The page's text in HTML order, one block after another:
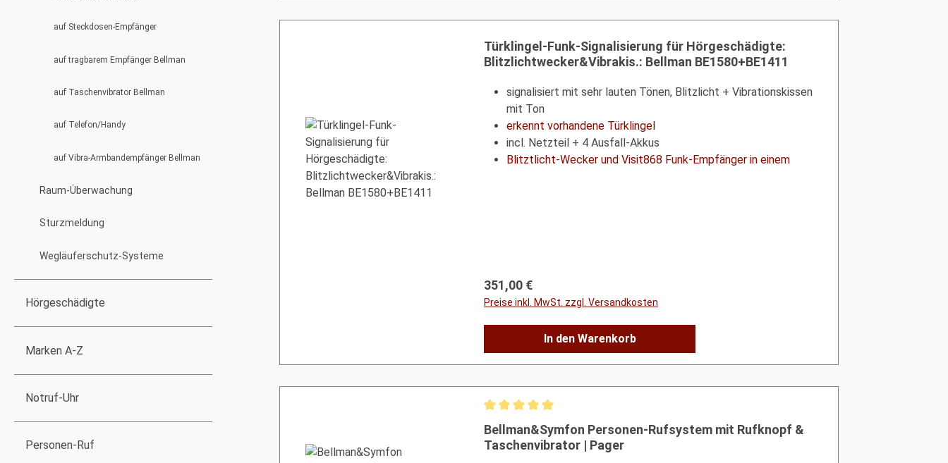
auf Steckdosen-Empfänger
auf tragbarem Empfänger Bellman
auf Taschenvibrator Bellman
auf Telefon/Handy
auf Vibra-Armbandempfänger Bellman
Raum-Überwachung
Sturzmeldung
Wegläuferschutz-Systeme
Hörgeschädigte
Marken A-Z
Notruf-Uhr
Personen-Ruf
Türklingel-Funk-Signalisierung für Hörgeschädigte:
Blitzlichtwecker&Vibrakis.: Bellman BE1580+BE1411
signalisiert mit sehr lauten Tönen, Blitzlicht + Vibrationskissen
mit Ton
erkennt vorhandene Türklingel
incl. Netzteil + 4 Ausfall-Akkus
Blitztlicht-Wecker und Visit868 Funk-Empfänger in einem
Regulärer Preis:
351,00 €
Preise inkl. MwSt. zzgl. Versandkosten
In den Warenkorb
Durchschnittliche Bewertung von 5 von 5 Sternen
Bellman&Symfon Personen-Rufsystem mit Rufknopf &
Taschenvibrator | Pager